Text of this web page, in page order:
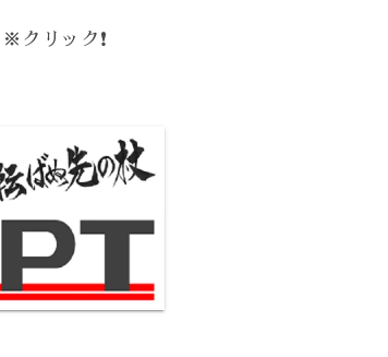
クリック❗️